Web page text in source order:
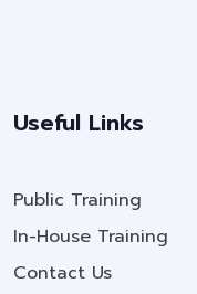
Useful Links
Public Training
In-House Training
Contact Us